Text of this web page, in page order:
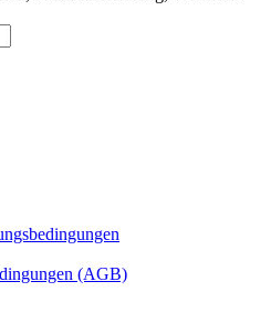
(AGB)